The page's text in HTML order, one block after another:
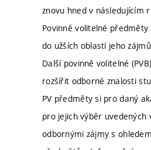
znovu hned v následujícím
Povinně volitelné
do užších oblastí jeho
Další povinně volitelné
rozšířit odborné znalosti
PV předměty si pro daný
pro jejich výběr
odbornými zájmy s